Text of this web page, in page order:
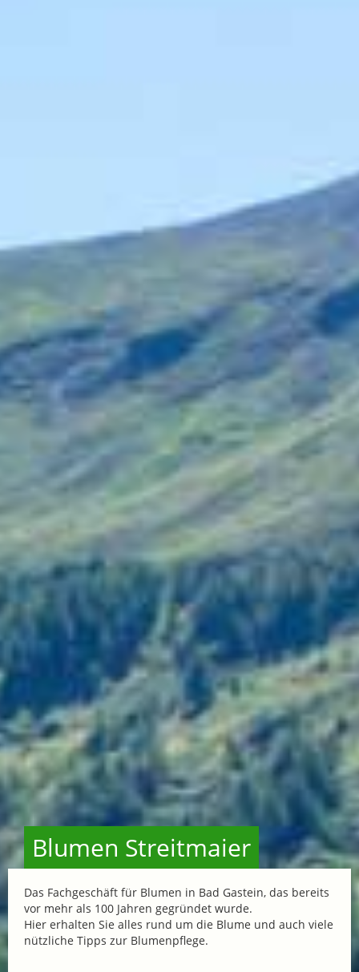
Blumen Streitmaier
Das Fachgeschäft für Blumen in Bad Gastein, das bereits
vor mehr als 100 Jahren gegründet wurde.
Hier erhalten Sie alles rund um die Blume und auch viele
nützliche Tipps zur Blumenpflege.